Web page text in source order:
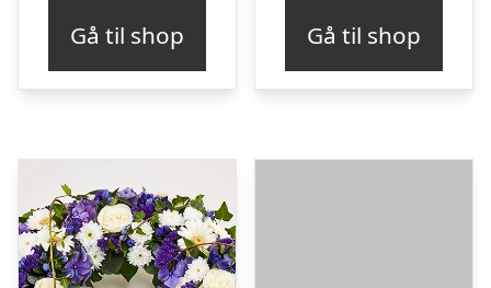
Gå til shop Gå til shop